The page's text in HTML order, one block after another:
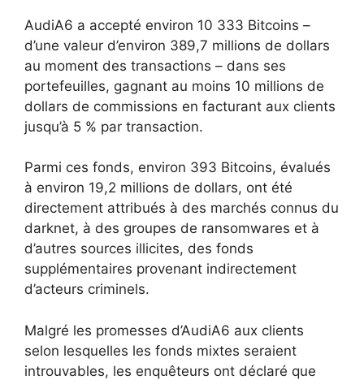
AudiA6 a accepté environ 10 333 Bitcoins –
d’une valeur d’environ 389,7 millions de dollars
au moment des transactions – dans ses
portefeuilles, gagnant au moins 10 millions de
dollars de commissions en facturant aux clients
jusqu’à 5 % par transaction.
Parmi ces fonds, environ 393 Bitcoins, évalués
à environ 19,2 millions de dollars, ont été
directement attribués à des marchés connus du
darknet, à des groupes de ransomwares et à
d’autres sources illicites, des fonds
supplémentaires provenant indirectement
d’acteurs criminels.
Malgré les promesses d’AudiA6 aux clients
selon lesquelles les fonds mixtes seraient
introuvables, les enquêteurs ont déclaré que